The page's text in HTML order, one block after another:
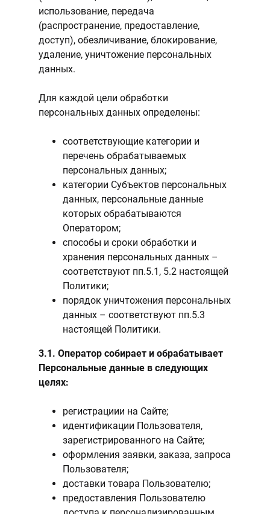
использование, передача
(распространение, предоставление,
доступ), обезличивание, блокирование,
удаление, уничтожение персональных
данных.
Для каждой цели обработки
персональных данных определены:
соответствующие категории и
перечень обрабатываемых
персональных данных;
категории Субъектов персональных
данных, персональные данные
которых обрабатываются
Оператором;
способы и сроки обработки и
хранения персональных данных –
соответствуют пп.5.1, 5.2 настоящей
Политики;
порядок уничтожения персональных
данных – соответствуют пп.5.3
настоящей Политики.
3.1. Оператор собирает и обрабатывает
Персональные данные в следующих
целях:
регистрациии на Сайте;
идентификации Пользователя,
зарегистрированного на Сайте;
оформления заявки, заказа, запроса
Пользователя;
доставки товара Пользователю;
предоставления Пользователю